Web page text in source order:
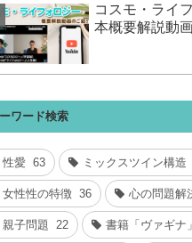
コスモ・ライ
本概要解説動
ワード検索
性愛 63 ミックスツイン構造
女性性の特徴 36 心の問題解
親子問題 22 書籍「ヴァギナ」